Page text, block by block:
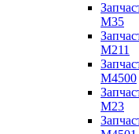
M35
M211
M4500
M23